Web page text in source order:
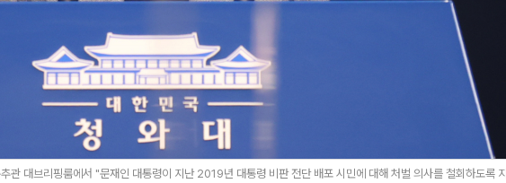
대브리핑룸에서 "문재인 대통령이 지난 2019년 대통령 비판 전단 배포 시민에 대해 처벌 의사를 철회하도록 지